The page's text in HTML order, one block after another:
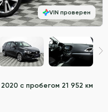
2020 с пробегом 21 952 км
VIN проверен